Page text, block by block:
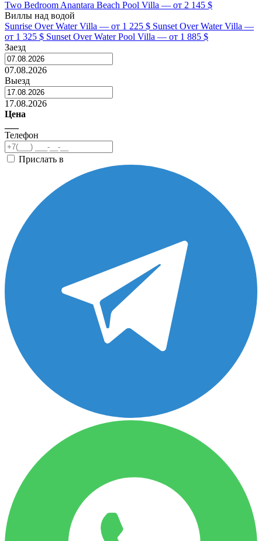
Two Bedroom Anantara Beach Pool Villa — от 2 145 $
Виллы над водой
Sunrise Over Water Villa — от 1 225 $ Sunset Over Water Villa —
от 1 325 $ Sunset Over Water Pool Villa — от 1 885 $
Заезд
07.08.2026
Выезд
17.08.2026
Цена
Телефон
Прислать в